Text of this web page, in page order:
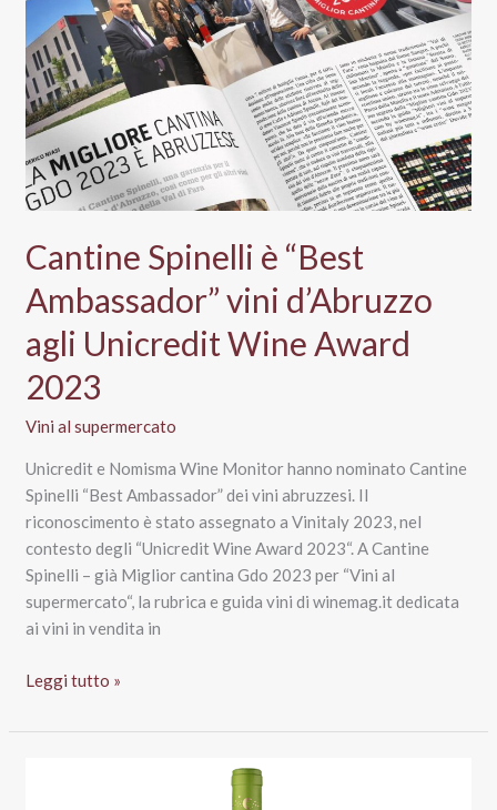
Sava:
i
segreti
del
brand
Notte
Rossa
Cantine Spinelli è “Best
Ambassador” vini d’Abruzzo
agli Unicredit Wine Award
2023
Vini al supermercato
Unicredit e Nomisma Wine Monitor hanno nominato Cantine
Spinelli “Best Ambassador” dei vini abruzzesi. Il
riconoscimento è stato assegnato a Vinitaly 2023, nel
contesto degli “Unicredit Wine Award 2023“. A Cantine
Spinelli – già Miglior cantina Gdo 2023 per “Vini al
supermercato“, la rubrica e guida vini di winemag.it dedicata
ai vini in vendita in
Cantine
è
Leggi tutto »